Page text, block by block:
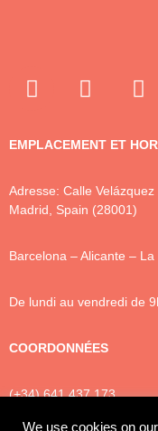
EMPLACEMENT ET
Adresse: Calle Velázquez
Madrid, Spain (28001)
Barcelona – Alicante –
De lundi au vendredi de
COORDONNÉES
(+34) 641 437 173
We use cookies on